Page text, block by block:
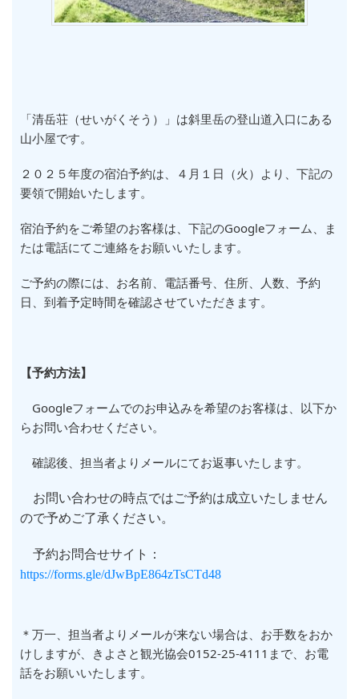
「清岳荘（せいがくそう）」は斜里岳の登山道入口にある
山小屋です。
２０２５年度の宿泊予約は、４月１日（火）より、下記の
要領で開始いたします。
宿泊予約をご希望のお客様は、下記のGoogleフォーム、ま
たは電話にてご連絡をお願いいたします。
ご予約の際には、お名前、電話番号、住所、人数、予約
日、到着予定時間を確認させていただきます。
【予約方法】
Googleフォームでのお申込みを希望のお客様は、以下か
らお問い合わせください。
確認後、担当者よりメールにてお返事いたします。
お問い合わせの時点ではご予約は成立いたしません
ので予めご了承ください。
予約お問合せサイト：
https://forms.gle/dJwBpE864zTsCTd48
＊万一、担当者よりメールが来ない場合は、お手数をおか
けしますが、きよさと観光協会0152-25-4111まで、お電
話をお願いいたします。